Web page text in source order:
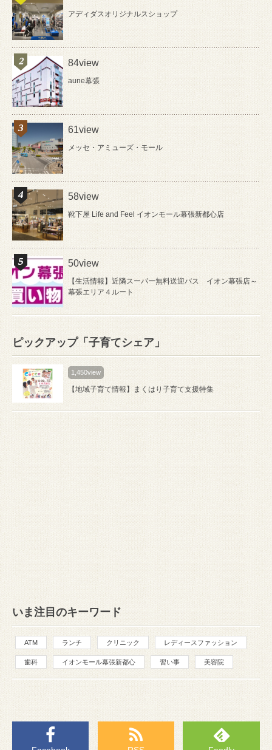
アディダスオリジナルスショップ
84view
aune幕張
61view
メッセ・アミューズ・モール
58view
靴下屋 Life and Feel イオンモール幕張新都心店
50view
【生活情報】近隣スーパー無料送迎バス イオン幕張店～
幕張エリア４ルート
ピックアップ「子育てシェア」
1,450view
【地域子育て情報】まくはり子育て支援特集
いま注目のキーワード
ATM ランチ クリニック レディースファッション
歯科 イオンモール幕張新都心 習い事 美容院